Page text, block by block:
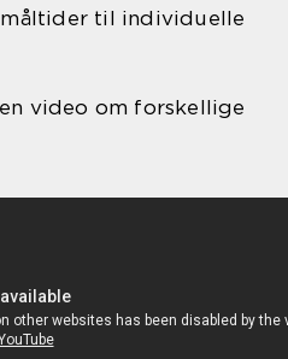
til individuelle
video om forskellige